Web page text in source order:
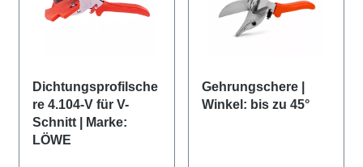
Dichtungsprofilsche
re 4.104-V für V-
Schnitt | Marke:
LÖWE
Gehrungschere |
Winkel: bis zu 45°